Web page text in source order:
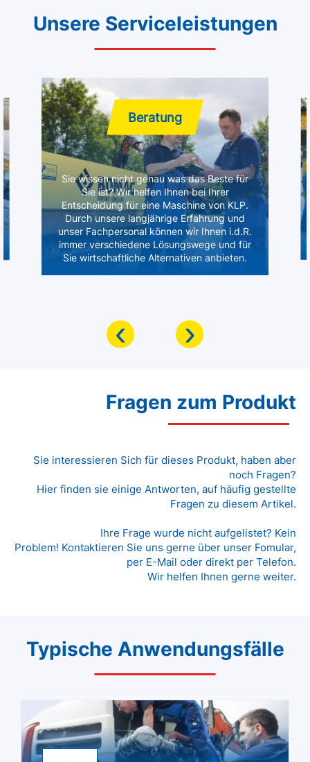
Unsere Serviceleistungen
Beratung
Sie wissen nicht genau was das Beste für
Sie ist? Wir helfen Ihnen bei Ihrer
Entscheidung für eine Maschine von KLP.
Durch unsere langjährige Erfahrung und
unser Fachpersonal können wir Ihnen i.d.R.
immer verschiedene Lösungswege und für
Sie wirtschaftliche Alternativen anbieten.
‹ ›
Fragen zum Produkt
Sie interessieren Sich für dieses Produkt, haben aber
noch Fragen?
Hier finden sie einige Antworten, auf häufig gestellte
Fragen zu diesem Artikel.
Ihre Frage wurde nicht aufgelistet? Kein
Problem! Kontaktieren Sie uns gerne über unser Fomular,
per E-Mail oder direkt per Telefon.
Wir helfen Ihnen gerne weiter.
Typische Anwendungsfälle